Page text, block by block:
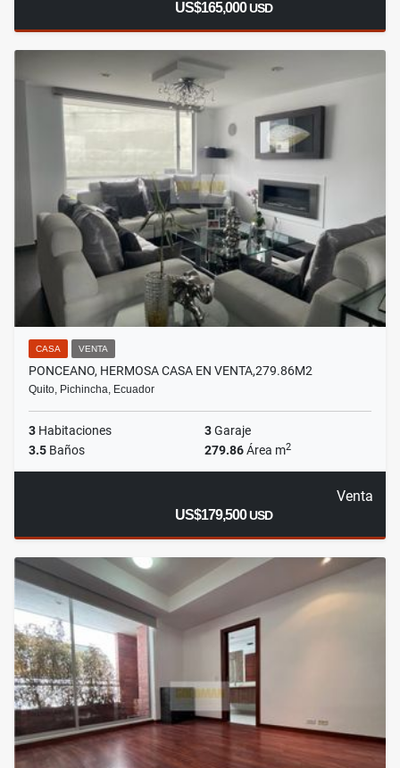
US$165,000USD
CASA VENTA
PONCEANO, HERMOSA CASA EN VENTA,279.86M2
Quito, Pichincha, Ecuador
3 Habitaciones 3Garaje
3.5 Baños 279.86Área m2
Venta
US$179,500USD